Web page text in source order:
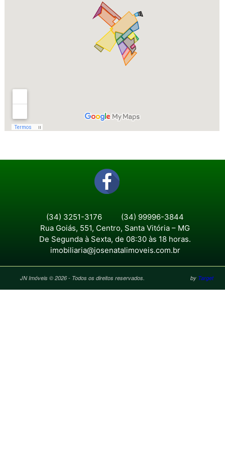
(34) 3251-3176
(34) 99996-3844
Rua Goiás, 551, Centro, Santa Vitória – MG
De Segunda à Sexta, de 08:30 às 18 horas.
imobiliaria@josenatalimoveis.com.br
JN Imóveis © 2026 - Todos os direitos reservados. by Target